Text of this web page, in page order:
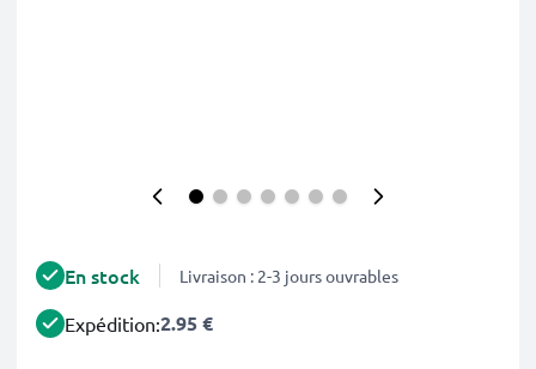
En stock Livraison : 2-3 jours ouvrables
Expédition:2.95 €